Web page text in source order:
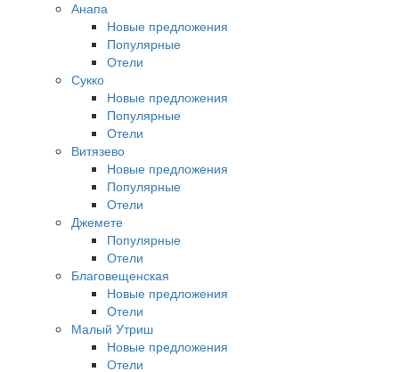
Анапа
Новые предложения
Популярные
Отели
Сукко
Новые предложения
Популярные
Отели
Витязево
Новые предложения
Популярные
Отели
Джемете
Популярные
Отели
Благовещенская
Новые предложения
Отели
Малый Утриш
Новые предложения
Отели